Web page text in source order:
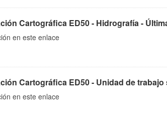
Cartográfica ED50 - Hidrografía -
en este enlace
Cartográfica ED50 - Unidad de trabajo
en este enlace